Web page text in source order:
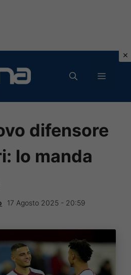
MENU
difensore
lo manda
17 Agosto 2025 - 20:59